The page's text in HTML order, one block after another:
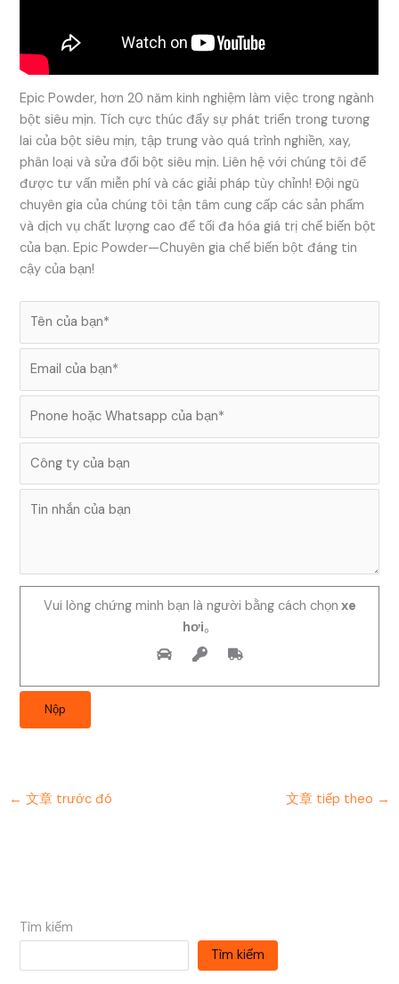
Tìm kiếm
Tìm kiếm
Epic Powder, hơn 20 năm kinh nghiệm làm việc trong ngành
bột siêu mịn. Tích cực thúc đẩy sự phát triển trong tương
lai của bột siêu mịn, tập trung vào quá trình nghiền, xay,
phân loại và sửa đổi bột siêu mịn. Liên hệ với chúng tôi để
được tư vấn miễn phí và các giải pháp tùy chỉnh! Đội ngũ
chuyên gia của chúng tôi tận tâm cung cấp các sản phẩm
và dịch vụ chất lượng cao để tối đa hóa giá trị chế biến bột
của bạn. Epic Powder—Chuyên gia chế biến bột đáng tin
cậy của bạn!
Vui lòng chứng minh bạn là người bằng cách chọn xe
hơi。
← 文章 trước đó 文章 tiếp theo →